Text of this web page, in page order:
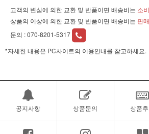
고객의 변심에 의한 교환 및 반품이면 배송비는 소
상품의 이상에 의한 교환 및 반품이면 배송비는 판
문의 :070-8201-5317
*자세한 내용은 PC사이트의 이용안내를 참고하세요.
공지사항 상품문의 상품